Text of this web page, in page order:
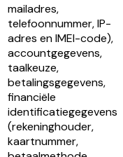
mailadres,
telefoonnummer, IP-
adres en IMEI-code),
accountgegevens,
taalkeuze,
betalingsgegevens,
financiële
identificatiegegevens
(rekeninghouder,
kaartnummer,